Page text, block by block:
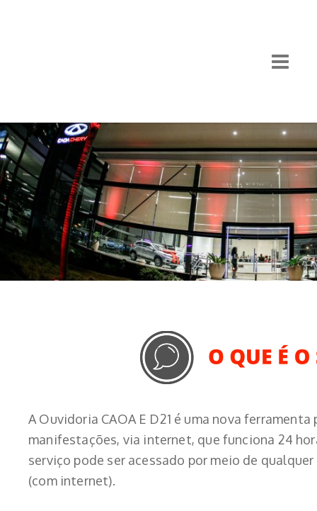
A Ouvidoria CAOA E D21 é uma nova
manifestações, via internet, que funciona 24
serviço pode ser acessado por meio de
(com internet).